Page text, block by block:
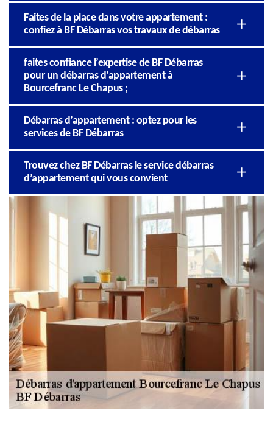
Faites de la place dans votre appartement :
confiez à BF Débarras vos travaux de débarras
faites confiance l’expertise de BF Débarras
pour un débarras d’appartement à
Bourcefranc Le Chapus ;
Débarras d’appartement : optez pour les
services de BF Débarras
Trouvez chez BF Débarras le service débarras
d’appartement qui vous convient